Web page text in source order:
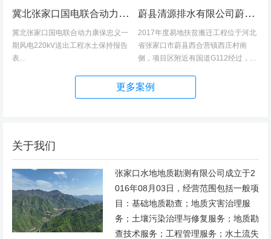
冀北张家口国电联合动力康保忠义一期风电220kV送出工程水土保持报告表
冀北张家口国电联合动力康保忠义一
期风电220kV送出工程水土保持报告
表...
蔚县清源排水有限公司蔚县2017年度易地扶贫搬迁工程（一期）水土保持方案
2017年度易地扶贫搬迁工程位于河北
省张家口市蔚县西合营镇西庄村南
侧，项目区附近有国道G112经过，交
位置优越。项目地理位置图见附图1。
项目总占地面积14.82hm2,...
更多案例
关于我们
张家口水地地质勘测有限公司成立于2
016年08月03日，经营范围包括一般项
目：基础地质勘查；地质灾害治理服
务；土壤污染治理与修复服务；地质勘
查技术服务；工程管理服务；水土流失